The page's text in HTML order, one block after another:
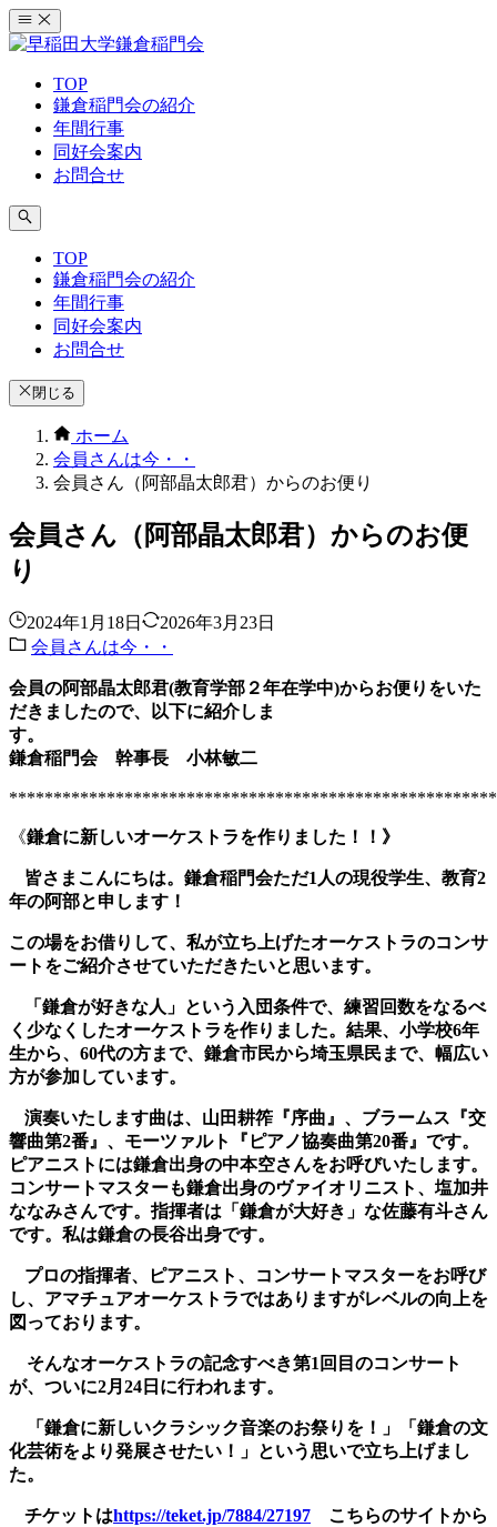
コ
ン
ッ
プ
TOP
鎌倉稲門会の紹介
年間行事
同好会案内
お問合せ
TOP
鎌倉稲門会の紹介
年間行事
同好会案内
お問合せ
閉じる
ホーム
会員さんは今・・
会員さん（阿部晶太郎君）からのお便り
会員さん（阿部晶太郎君）からのお便
り
2024年1月18日
2026年3月23日
会員さんは今・・
会員の阿部晶太郎君(教育学部２年在学中)からお便りをいた
だきましたので、以下に紹介しま
す。
鎌倉稲門会 幹事長 小林敏二
《鎌倉に新しいオーケストラを作りました！！》
皆さまこんにちは。鎌倉稲門会ただ1 人の現役学生、教育2
年の阿部と申します！
この場をお借りして、私が立ち上げたオーケストラのコンサ
ートをご紹介させていただきたいと思います。
「鎌倉が好きな人」という入団条件で、練習回数をなるべ
く少なくしたオーケストラを作りました。結果、小学校6年
生から、 60代の方まで、鎌倉市民から埼玉県民まで、幅広い
方が参加しています。
演奏いたします曲は、山田耕筰『序曲』、ブラームス『交
響曲第2番』、モーツァルト『ピアノ協奏曲第20番』です。
ピアニストには鎌倉出身の中本空さんをお呼びいたします。
コンサートマスターも鎌倉出身のヴァイオリニスト、塩加井
ななみさんです。指揮者は「鎌倉が大好き」な佐藤有斗さん
です。私は鎌倉の長谷出身です。
プロの指揮者、ピアニスト、コンサートマスターをお呼び
し、アマチュアオーケストラではありますがレベルの向上を
図っております。
そんなオーケストラの記念すべき第1 回目のコンサート
が、ついに2月 24 日に行われます。
「鎌倉に新しいクラシック音楽のお祭りを！」「鎌倉の文
化芸術をより発展させたい！」という思いで立ち上げまし
た。
チケットはhttps://teket.jp/7884/27197 こちらのサイトから